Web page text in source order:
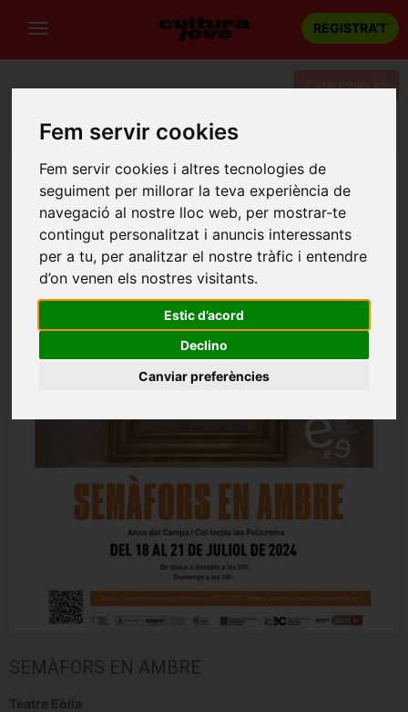
Fem servir cookies
Fem servir cookies i altres tecnologies de
seguiment per millorar la teva experiència de
navegació al nostre lloc web, per mostrar-te
contingut personalitzat i anuncis interessants
per a tu, per analitzar el nostre tràfic i entendre
d’on venen els nostres visitants.
Estic d’acord
Declino
Canviar preferències
REGISTRA'T
Categories
Portada Teatre Barcelona Semàfors en ambre
SEMÀFORS EN AMBRE
Teatre Eòlia